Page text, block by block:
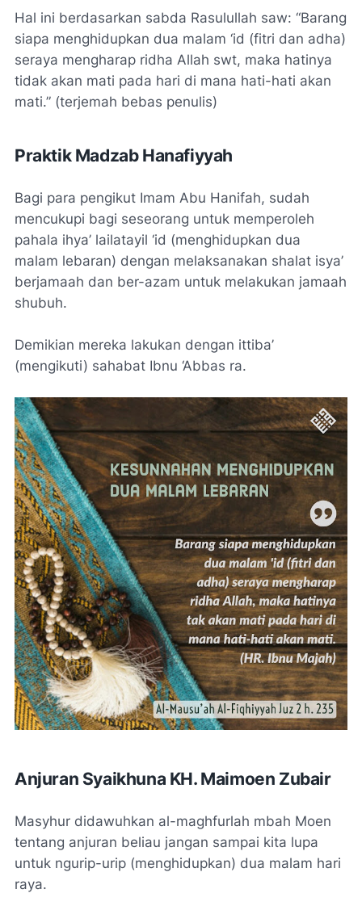
Hal ini berdasarkan sabda Rasulullah saw: “Barang
siapa menghidupkan dua malam ‘id (fitri dan adha)
seraya mengharap ridha Allah swt, maka hatinya
tidak akan mati pada hari di mana hati-hati akan
mati.” (terjemah bebas penulis)
Praktik Madzab Hanafiyyah
Bagi para pengikut Imam Abu Hanifah, sudah
mencukupi bagi seseorang untuk memperoleh
pahala ihya’ lailatayil ‘id (menghidupkan dua
malam lebaran) dengan melaksanakan shalat isya’
berjamaah dan ber-azam untuk melakukan jamaah
shubuh.
Demikian mereka lakukan dengan ittiba’
(mengikuti) sahabat Ibnu ‘Abbas ra.
Anjuran Syaikhuna KH. Maimoen Zubair
Masyhur didawuhkan al-maghfurlah mbah Moen
tentang anjuran beliau jangan sampai kita lupa
untuk ngurip-urip (menghidupkan) dua malam hari
raya.